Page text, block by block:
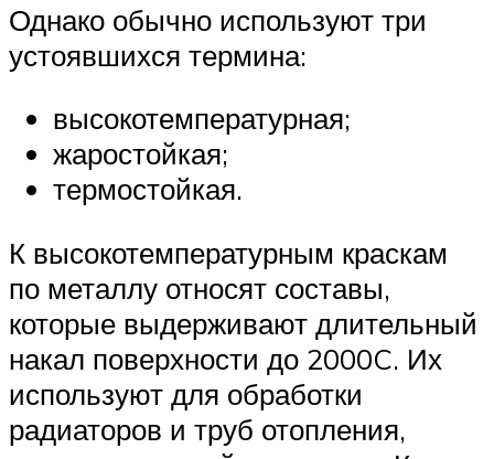
Однако обычно используют три
устоявшихся термина:
высокотемпературная;
жаростойкая;
термостойкая.
К высокотемпературным краскам
по металлу относят составы,
которые выдерживают длительный
накал поверхности до 2000C. Их
используют для обработки
радиаторов и труб отопления,